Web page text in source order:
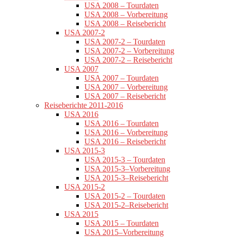
USA 2008 – Tourdaten
USA 2008 – Vorbereitung
USA 2008 – Reisebericht
USA 2007-2
USA 2007-2 – Tourdaten
USA 2007-2 – Vorbereitung
USA 2007-2 – Reisebericht
USA 2007
USA 2007 – Tourdaten
USA 2007 – Vorbereitung
USA 2007 – Reisebericht
Reiseberichte 2011-2016
USA 2016
USA 2016 – Tourdaten
USA 2016 – Vorbereitung
USA 2016 – Reisebericht
USA 2015-3
USA 2015-3 – Tourdaten
USA 2015-3–Vorbereitung
USA 2015-3–Reisebericht
USA 2015-2
USA 2015-2 – Tourdaten
USA 2015-2–Reisebericht
USA 2015
USA 2015 – Tourdaten
USA 2015–Vorbereitung